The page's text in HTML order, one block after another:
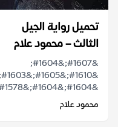
تحميل رواية الجيل
الثالث – محمود علام
&#1607;&#1604;
&#1604;&#1604;&#1578;&#1575;&#1585;&...
محمود علام